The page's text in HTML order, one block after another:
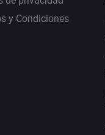
y Condiciones